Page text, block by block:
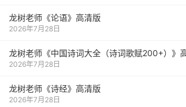
龙树老师《论语》高清版
2026年7月28日
龙树老师《中国诗词大全（诗词歌赋200+）》
2026年7月28日
龙树老师《诗经》高清版
2026年7月28日